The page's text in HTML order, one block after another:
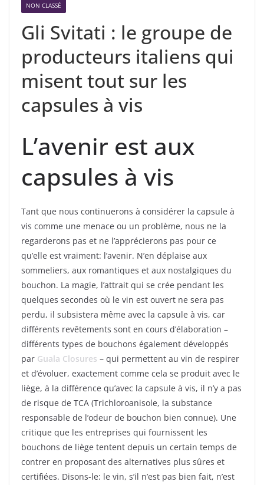
NON CLASSÉ
Gli Svitati : le groupe de
producteurs italiens qui
misent tout sur les
capsules à vis
L’avenir est aux
capsules à vis
Tant que nous continuerons à considérer la capsule à
vis comme une menace ou un problème, nous ne la
regarderons pas et ne l’apprécierons pas pour ce
qu’elle est vraiment: l’avenir. N’en déplaise aux
sommeliers, aux romantiques et aux nostalgiques du
bouchon. La magie, l’attrait qui se crée pendant les
quelques secondes où le vin est ouvert ne sera pas
perdu, il subsistera même avec la capsule à vis, car
différents revêtements sont en cours d’élaboration –
différents types de bouchons également développés
par Guala Closures – qui permettent au vin de respirer
et d’évoluer, exactement comme cela se produit avec le
liège, à la différence qu’avec la capsule à vis, il n’y a pas
de risque de TCA (Trichloroanisole, la substance
responsable de l’odeur de bouchon bien connue). Une
critique que les entreprises qui fournissent les
bouchons de liège tentent depuis un certain temps de
contrer en proposant des alternatives plus sûres et
certifiées. Disons-le: le vin, s’il n’est pas bien fait, n’est